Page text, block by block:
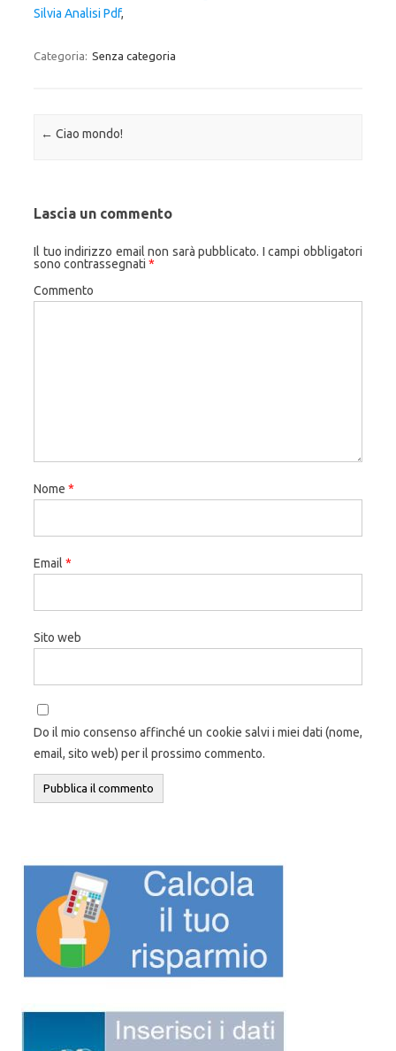
Silvia Analisi Pdf,
Categoria: Senza categoria
Navigazione articolo
← Ciao mondo!
Lascia un commento
Il tuo indirizzo email non sarà pubblicato. I campi obbligatori
sono contrassegnati *
Commento
Nome *
Email *
Sito web
Do il mio consenso affinché un cookie salvi i miei dati (nome,
email, sito web) per il prossimo commento.